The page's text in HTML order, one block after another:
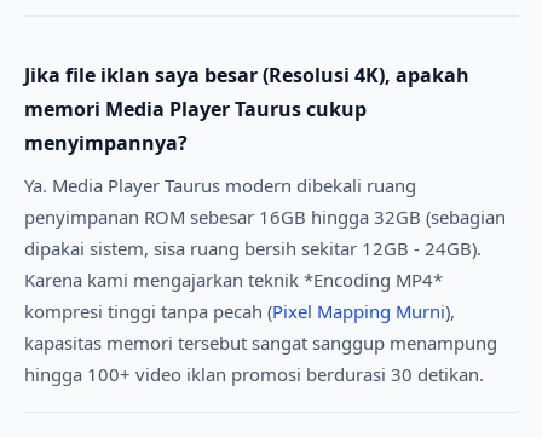
Jika file iklan saya besar (Resolusi 4K), apakah
memori Media Player Taurus cukup
menyimpannya?
Ya. Media Player Taurus modern dibekali ruang
penyimpanan ROM sebesar 16GB hingga 32GB (sebagian
dipakai sistem, sisa ruang bersih sekitar 12GB - 24GB).
Karena kami mengajarkan teknik *Encoding MP4*
kompresi tinggi tanpa pecah (Pixel Mapping Murni),
kapasitas memori tersebut sangat sanggup menampung
hingga 100+ video iklan promosi berdurasi 30 detikan.